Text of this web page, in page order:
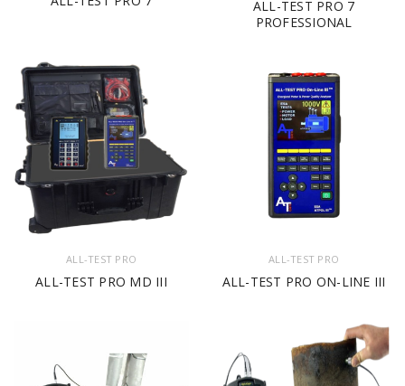
ALL-TEST PRO 7
PROFESSIONAL
ALL-TEST PRO
ALL-TEST PRO MD III
ALL-TEST PRO
ALL-TEST PRO ON-LINE III